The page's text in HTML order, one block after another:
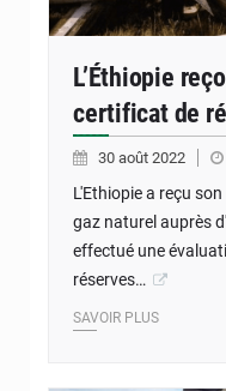
L’Éthiopie
certificat de
30 août 2022
L'Ethiopie a reçu
gaz naturel auprès
effectué une
réserves…
SAVOIR PLUS